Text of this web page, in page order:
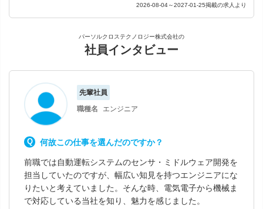
2026-08-04～2027-01-25掲載の求人より
パーソルクロステクノロジー株式会社の
社員インタビュー
先輩社員
職種名
エンジニア
何故この仕事を選んだのですか？
前職では自動運転システムのセンサ・ミドルウェア開発を
担当していたのですが、幅広い知見を持つエンジニアにな
りたいと考えていました。そんな時、電気電子から機械ま
で対応している当社を知り、魅力を感じました。